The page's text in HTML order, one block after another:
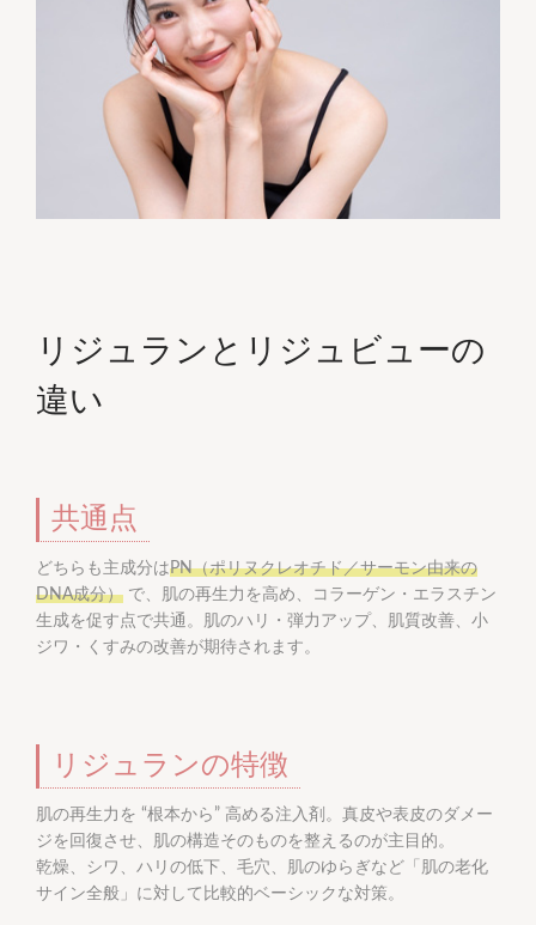
リジュランとリジュビューの
違い
共通点
どちらも主成分はPN（ポリヌクレオチド／サーモン由来の
DNA成分） で、肌の再生力を高め、コラーゲン・エラスチン
生成を促す点で共通。肌のハリ・弾力アップ、肌質改善、小
ジワ・くすみの改善が期待されます。
リジュランの特徴
肌の再生力を “根本から” 高める注入剤。真皮や表皮のダメー
ジを回復させ、肌の構造そのものを整えるのが主目的。
乾燥、シワ、ハリの低下、毛穴、肌のゆらぎなど「肌の老化
サイン全般」に対して比較的ベーシックな対策。